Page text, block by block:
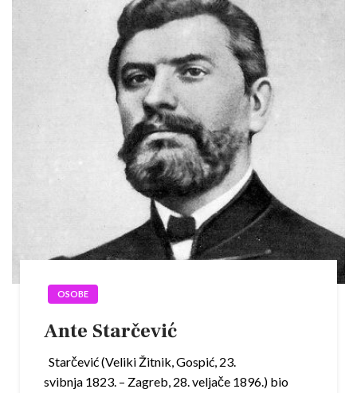
OSOBE
Ante Starčević
Starčević (Veliki Žitnik, Gospić, 23.
svibnja 1823. – Zagreb, 28. veljače 1896.) bio